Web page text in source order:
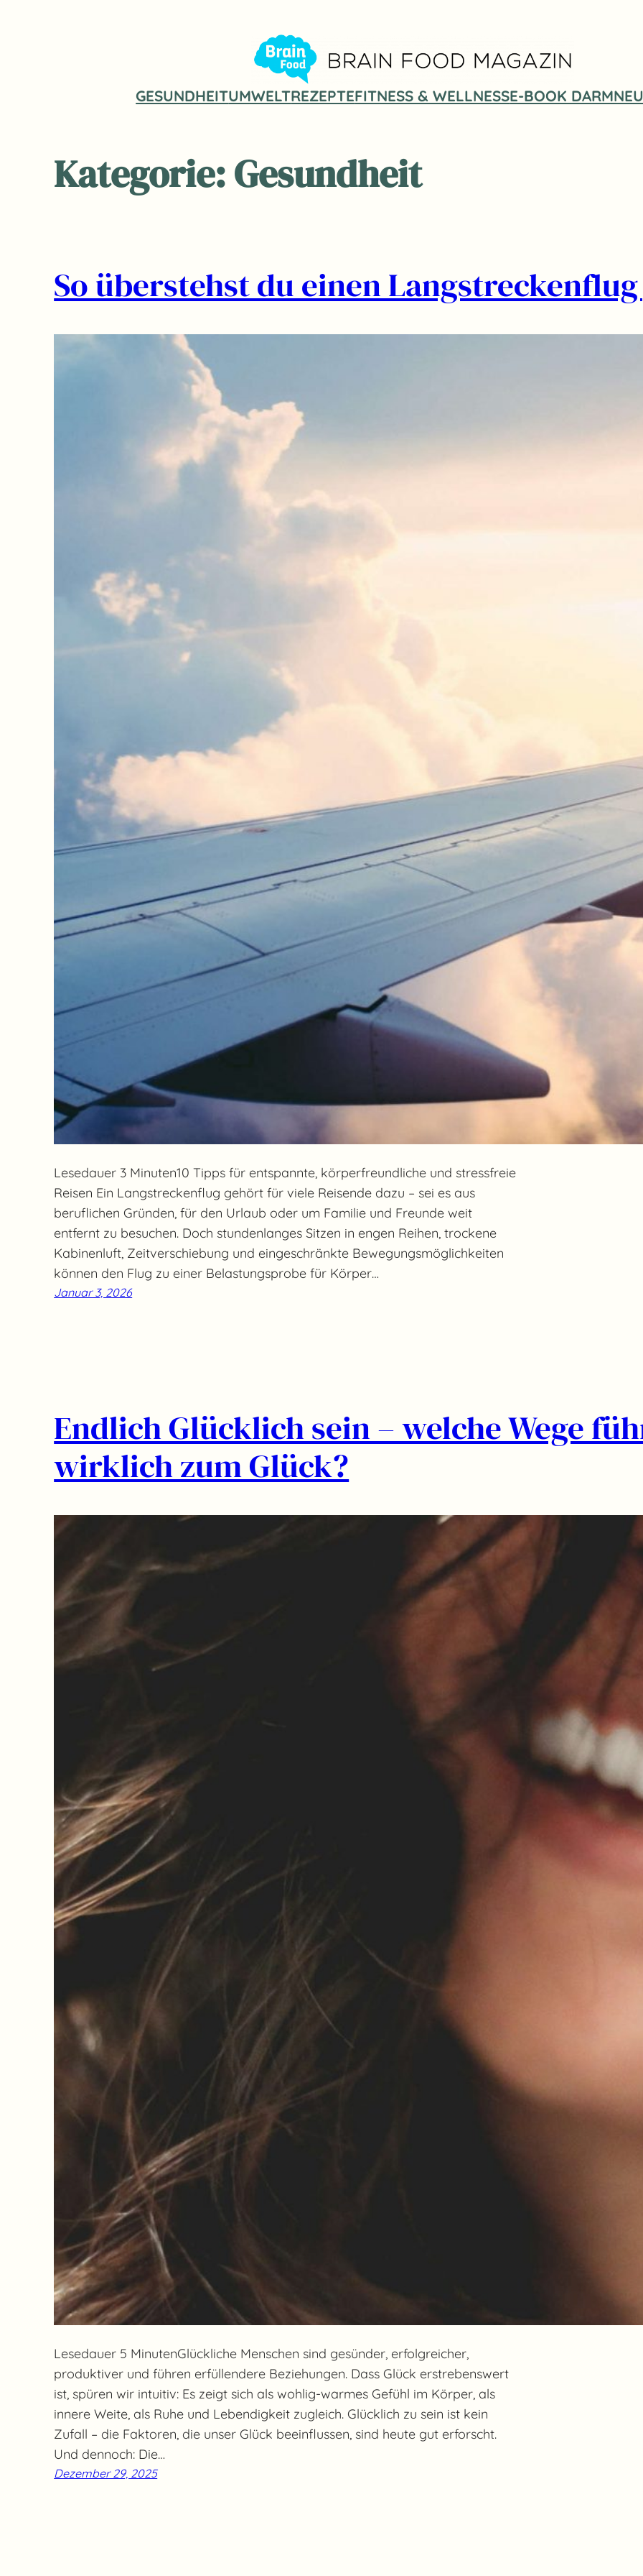
GESUNDHEITUMWELTREZEPTEFITNESS & WELLNESSE-BOOK
Kategorie:Gesundheit
So überstehst du einen
Lesedauer 3 Minuten10 Tipps für entspannte, körperfreundliche und stressfreie
Reisen Ein Langstreckenflug gehört für viele Reisende dazu – sei es aus
beruflichen Gründen, für den Urlaub oder um Familie und Freunde weit
entfernt zu besuchen. Doch stundenlanges Sitzen in engen Reihen, trockene
Kabinenluft, Zeitverschiebung und eingeschränkte Bewegungsmöglichkeiten
können den Flug zu einer Belastungsprobe für Körper…
Januar 3, 2026
Endlich Glücklich sein – welche Wege
wirklich zum Glück?
Lesedauer 5 MinutenGlückliche Menschen sind gesünder, erfolgreicher,
produktiver und führen erfüllendere Beziehungen. Dass Glück erstrebenswert
ist, spüren wir intuitiv: Es zeigt sich als wohlig-warmes Gefühl im Körper, als
innere Weite, als Ruhe und Lebendigkeit zugleich. Glücklich zu sein ist kein
Zufall – die Faktoren, die unser Glück beeinflussen, sind heute gut erforscht.
Und dennoch: Die…
Dezember 29, 2025